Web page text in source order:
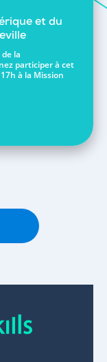
et du
la
participer à cet
à la Mission